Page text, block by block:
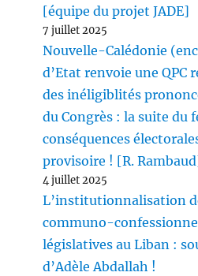
[équipe du projet JADE]
7 juillet 2025
Nouvelle-Calédonie
d’Etat renvoie une QPC
des inéligiblités
du Congrès : la suite du
conséquences
provisoire ! [R.
4 juillet 2025
L’institutionnalisation
communo-
législatives au Liban :
d’Adèle Abdallah !